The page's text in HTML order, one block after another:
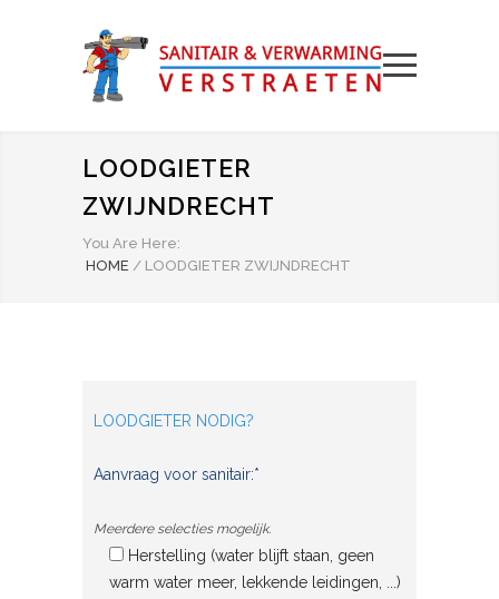
LOODGIETER
ZWIJNDRECHT
You Are Here:
HOME / LOODGIETER ZWIJNDRECHT
LOODGIETER NODIG?
Aanvraag voor sanitair:*
Meerdere selecties mogelijk.
Herstelling (water blijft staan, geen
warm water meer, lekkende leidingen, ...)